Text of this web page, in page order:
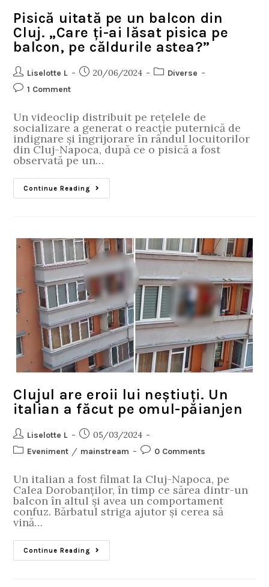
Pisică uitată pe un balcon din
Cluj. „Care ți-ai lăsat pisica pe
balcon, pe căldurile astea?”
Liselotte L 20/06/2024
Diverse
1 Comment
Un videoclip distribuit pe rețelele de
socializare a generat o reacție puternică de
indignare și îngrijorare în rândul locuitorilor
din Cluj-Napoca, după ce o pisică a fost
observată pe un…
Continue Reading
Clujul are eroii lui neștiuți. Un
italian a făcut pe omul-păianjen
Liselotte L 05/03/2024
Eveniment / mainstream 0 Comments
Un italian a fost filmat la Cluj-Napoca, pe
Calea Dorobanților, în timp ce sărea dintr-un
balcon în altul și avea un comportament
confuz. Bărbatul striga ajutor și cerea să
vină…
Continue Reading